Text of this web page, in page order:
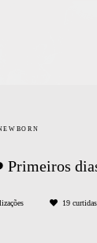
19 curtidas